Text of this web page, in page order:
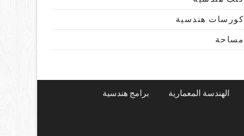
كورسات هندسية
مساحة
الهندسة المعمارية برامج هندسية